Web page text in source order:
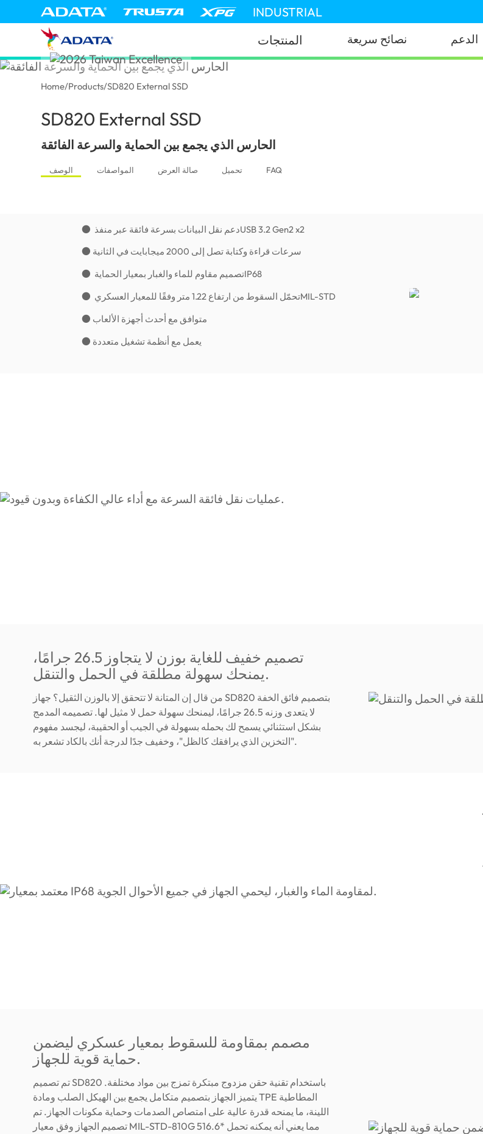
INDUSTRIAL
المنتجات نصائح سريعة الدعم
Home/Products/SD820 External SSD
SD820 External SSD
الحارس الذي يجمع بين الحماية والسرعة الفائقة
الوصف المواصفات صالة العرض تحميل FAQ
● سرعات قراءة وكتابة تصل إلى 2000 ميجابايت في الثانية
● متوافق مع أحدث أجهزة الألعاب
● يعمل مع أنظمة تشغيل متعددة
تصميم خفيف للغاية بوزن لا يتجاوز 26.5 جرامًا،
يمنحك سهولة مطلقة في الحمل والتنقل.
من قال إن المتانة لا تتحقق إلا بالوزن الثقيل؟ جهاز SD820 بتصميم فائق الخفة
لا يتعدى وزنه 26.5 جرامًا، ليمنحك سهولة حمل لا مثيل لها. تصميمه المدمج
بشكل استثنائي يسمح لك بحمله بسهولة في الجيب أو الحقيبة، ليجسد مفهوم
"التخزين الذي يرافقك كالظل"، وخفيف جدًا لدرجة أنك بالكاد تشعر به.
مصمم بمقاومة للسقوط بمعيار عسكري ليضمن
حماية قوية للجهاز.
تم تصميم SD820 باستخدام تقنية حقن مزدوج مبتكرة تمزج بين مواد مختلفة.
يتميز الجهاز بتصميم متكامل يجمع بين الهيكل الصلب ومادة TPE المطاطية
اللينة، ما يمنحه قدرة عالية على امتصاص الصدمات وحماية مكونات الجهاز. تم
تصميم الجهاز وفق معيار MIL-STD-810G 516.6* مما يعني أنه يمكنه تحمل